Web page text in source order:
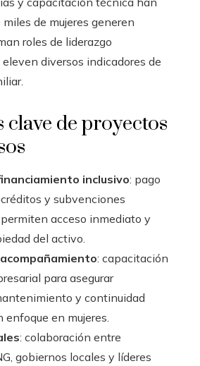
de mujeres generen
roles de liderazgo
diversos indicadores de
clave de proyectos
inclusivo: pago
y subvenciones
acceso inmediato y
del activo.
: capacitación
para asegurar
y continuidad
enfoque en mujeres.
: colaboración entre
gobiernos locales y líderes